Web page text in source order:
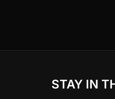
STAY IN